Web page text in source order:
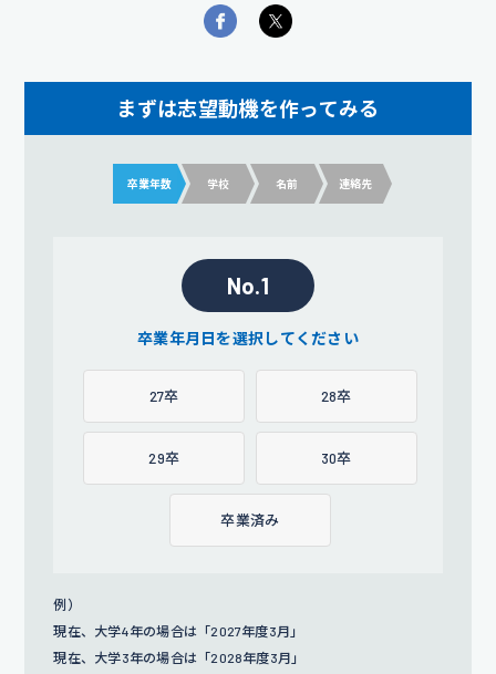
まずは志望動機を作ってみる
卒業年数 学校 名前 連絡先
No.1
卒業年月日を選択してください
27卒 28卒
29卒 30卒
卒業済み
例）
現在、大学4年の場合は「2027年度3月」
現在、大学3年の場合は「2028年度3月」